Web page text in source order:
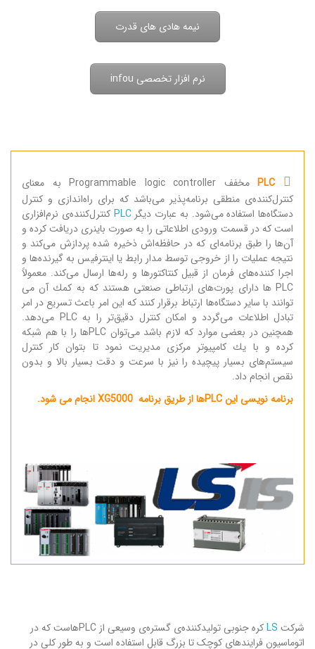
نرم افزار تخصصی infou
نیمه هادی های قدرت
مخفف Programmable logic controller به معنای
کنترل‌کننده‌ی منطقی برنامه‌پذیر می‌باشد که برای راه‌اندازی و کنترل
دستگاه‌ها استفاده می‌شود. به عبارت دیگرPLC کنترل‌کننده‌ی نرم‌افزاری
است که در قسمت ورودی اطلاعاتی را به صورت باینری دریافت کرده و
آن‌ها را طبق برنامه‌ای که در حافظه‌اش ذخیره شده پردازش می‌کند و
نتیجه عملیات را از خروجی توسط مدار رابط یا اینتر‌فیس به گیرنده‌ها و
اجرا کننده‌های فرمان از قبیل کنتاکتورها و رله‌ها ارسال می‌کند. معمولاً
PLC ها دارای پورت‌های ارتباطی صنعتی هستند كه به كمك آن می
توانند با سایر دستگاه‌ها ارتباط برقرار كنند كه این امر باعث تسریع در امر
تبادل اطلاعات می‌گردد و امكان كنترل دقیق‌تر را به PLC می‌دهد.
همچنین در بعضی موارد كه لازم باشد می‌توان PLCها را با هم شبكه
كرده و با یك كامپیوتر مركزی مدیریت نمود تا بتوان كار كنترل
سیستم‌های بسیار پیچیده را نیز با سرعت و دقت بسیار بالا و بدون
نقص انجام داد.
برنامه نویسی این PLCها از طریق برنامه XG5000 انجام می شود.
شرکت LS
کره جنوبی تولید‌کننده‌ی گستره‌ی وسیعی از PLCهاست که در
اتوماسیون فرایند‌های کوچک تا بزرگ قابل استفاده است و به طور کلی در